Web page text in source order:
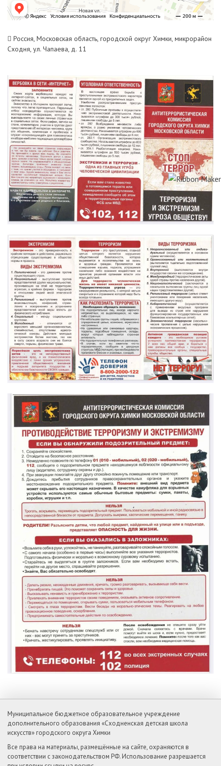
Россия, Московская область, городской округ Химки, микрорайон
Сходня, ул. Чапаева, д. 11
Муниципальное бюджетное образовательное учреждение
дополнительного образования «Сходненская детская школа
искусств» городского округа Химки
Все права на материалы, размещённые на сайте, охраняются в
соответствии с законодательством РФ. Использование разрешается